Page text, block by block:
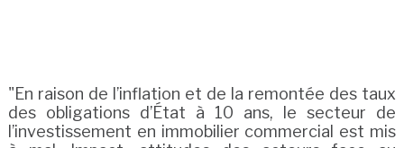
"En raison de l’inflation et de la remontée des taux
des obligations d’État à 10 ans, le secteur de
l’investissement en immobilier commercial est mis